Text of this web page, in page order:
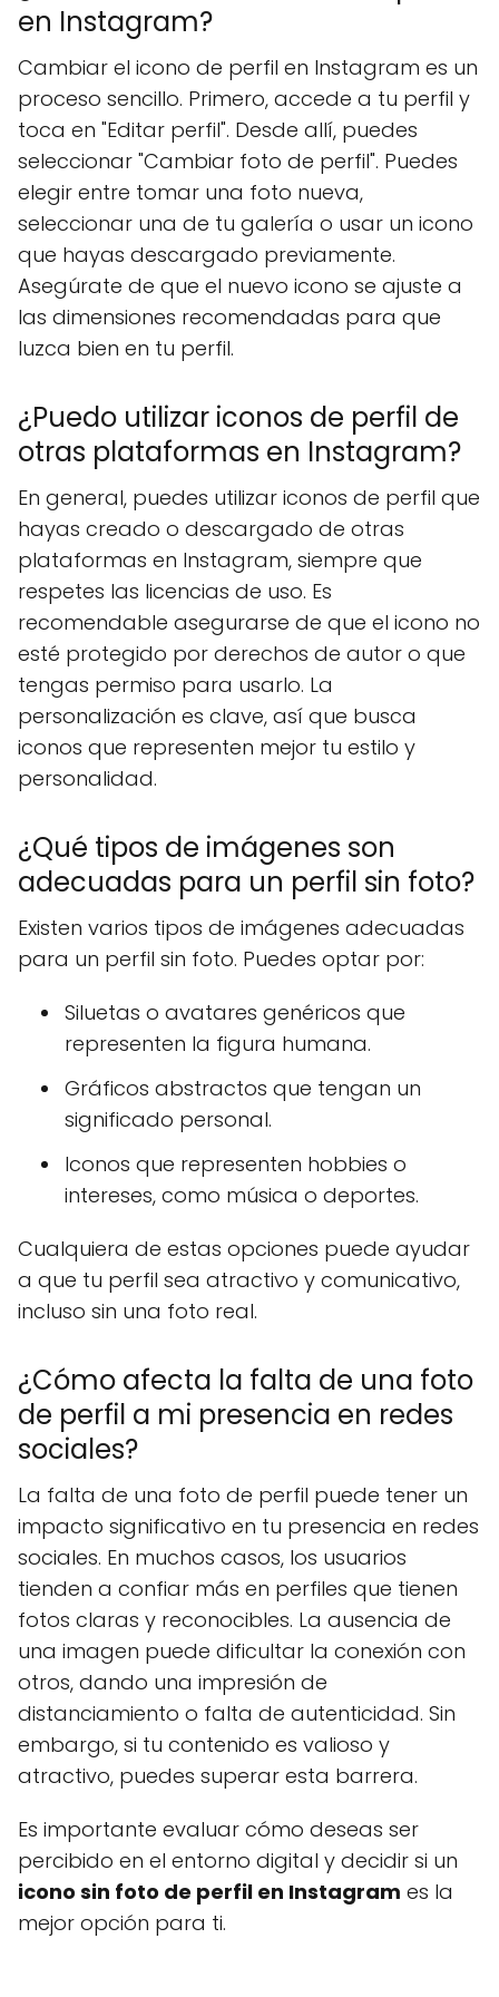
en Instagram?
Cambiar el icono de perfil en Instagram es un
proceso sencillo. Primero, accede a tu perfil y
toca en "Editar perfil". Desde allí, puedes
seleccionar "Cambiar foto de perfil". Puedes
elegir entre tomar una foto nueva,
seleccionar una de tu galería o usar un icono
que hayas descargado previamente.
Asegúrate de que el nuevo icono se ajuste a
las dimensiones recomendadas para que
luzca bien en tu perfil.
¿Puedo utilizar iconos de perfil de
otras plataformas en Instagram?
En general, puedes utilizar iconos de perfil que
hayas creado o descargado de otras
plataformas en Instagram, siempre que
respetes las licencias de uso. Es
recomendable asegurarse de que el icono no
esté protegido por derechos de autor o que
tengas permiso para usarlo. La
personalización es clave, así que busca
iconos que representen mejor tu estilo y
personalidad.
¿Qué tipos de imágenes son
adecuadas para un perfil sin foto?
Existen varios tipos de imágenes adecuadas
para un perfil sin foto. Puedes optar por:
Siluetas o avatares genéricos que
representen la figura humana.
Gráficos abstractos que tengan un
significado personal.
Iconos que representen hobbies o
intereses, como música o deportes.
Cualquiera de estas opciones puede ayudar
a que tu perfil sea atractivo y comunicativo,
incluso sin una foto real.
¿Cómo afecta la falta de una foto
de perfil a mi presencia en redes
sociales?
La falta de una foto de perfil puede tener un
impacto significativo en tu presencia en redes
sociales. En muchos casos, los usuarios
tienden a confiar más en perfiles que tienen
fotos claras y reconocibles. La ausencia de
una imagen puede dificultar la conexión con
otros, dando una impresión de
distanciamiento o falta de autenticidad. Sin
embargo, si tu contenido es valioso y
atractivo, puedes superar esta barrera.
Es importante evaluar cómo deseas ser
percibido en el entorno digital y decidir si un
icono sin foto de perfil en Instagram es la
mejor opción para ti.